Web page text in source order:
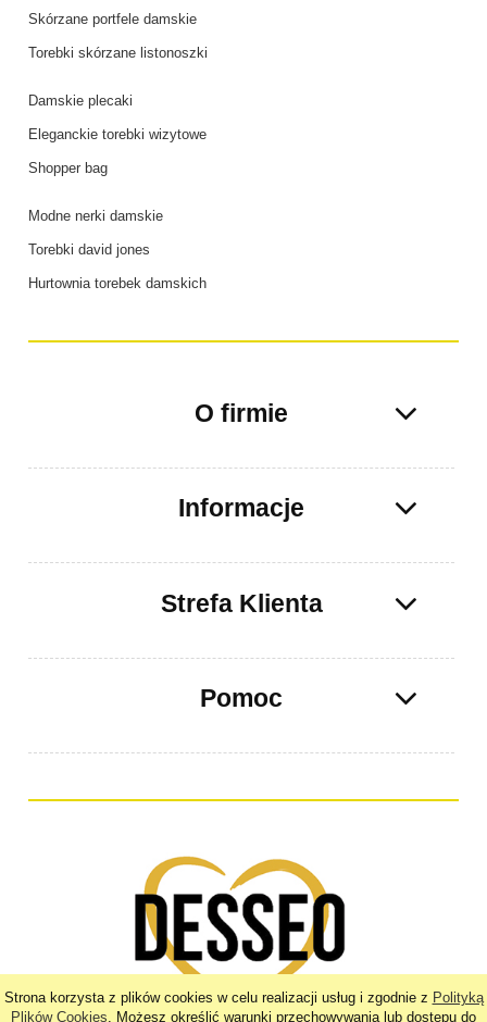
Strona korzysta z plików cookies w celu realizacji usług i zgodnie z Polityką
Plików Cookies. Możesz określić warunki przechowywania lub dostępu do
Skórzane portfele damskie
Torebki skórzane listonoszki
Damskie plecaki
Eleganckie torebki wizytowe
Shopper bag
Modne nerki damskie
Torebki david jones
Hurtownia torebek damskich
O firmie
Informacje
Strefa Klienta
Pomoc